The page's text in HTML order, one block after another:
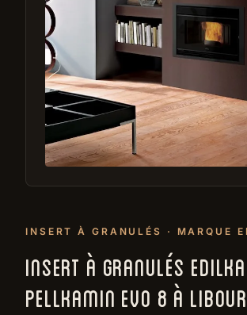
INSERT À GRANULÉS · MARQUE
INSERT À GRANULÉS
PELLKAMIN EVO 8 À